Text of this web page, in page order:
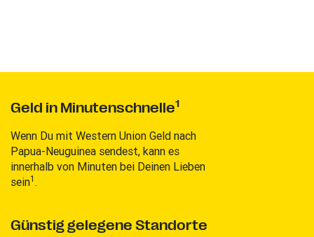
Geld in Minutenschnelle1
Wenn Du mit Western Union Geld nach
Papua-Neuguinea sendest, kann es
innerhalb von Minuten bei Deinen Lieben
sein1 .
Günstig gelegene Standorte